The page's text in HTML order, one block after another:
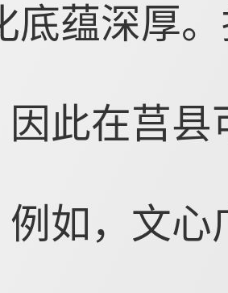
底蕴深厚
此在莒县
如，文心